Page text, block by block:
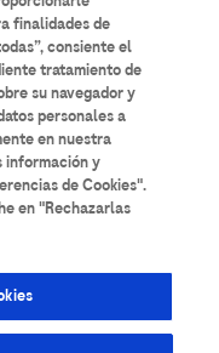
Patológica
Bioquímica
Diabetes
finalidades de
consiente el
tratamiento de
su navegador y
personales a
en nuestra
información y
de Cookies".
en "Rechazarlas